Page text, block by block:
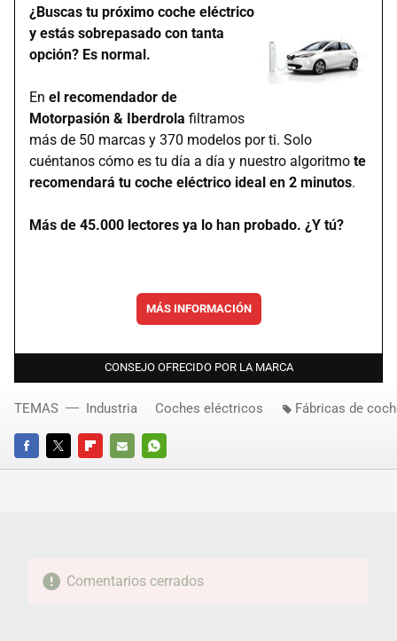
¿Buscas tu próximo coche eléctrico
y estás sobrepasado con tanta
opción? Es normal.
En el recomendador de
Motorpasión & Iberdrola filtramos
más de 50 marcas y 370 modelos por ti. Solo
cuéntanos cómo es tu día a día y nuestro algoritmo te
recomendará tu coche eléctrico ideal en 2 minutos.
Más de 45.000 lectores ya lo han probado. ¿Y tú?
MÁS INFORMACIÓN
CONSEJO OFRECIDO POR LA MARCA
FACEBOOKTWITTERFLIPBOARD
E-
WHATSAPP
TEMAS Industria Coches eléctricos Fábricas de
Comentarios cerrados